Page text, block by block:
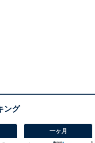
一ヶ月